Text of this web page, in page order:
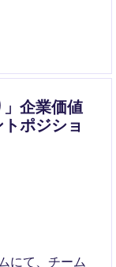
」企業価値
ポジショ
にて、チーム